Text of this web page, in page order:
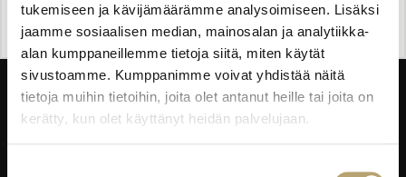
tukemiseen ja kävijämäärämme analysoimiseen. Lisäksi
jaamme sosiaalisen median, mainosalan ja analytiikka-
alan kumppaneillemme tietoja siitä, miten käytät
sivustoamme. Kumppanimme voivat yhdistää näitä
tietoja muihin tietoihin, joita olet antanut heille tai joita on
kerätty, kun olet käyttänyt heidän palvelujaan.